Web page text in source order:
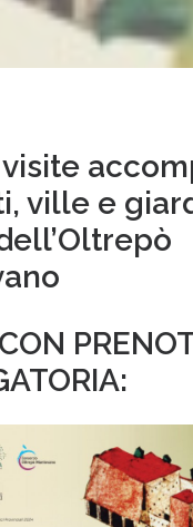
visite
ville e